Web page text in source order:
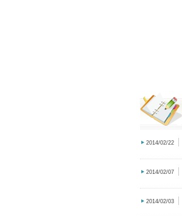
2014/02/22
2014/02/07
2014/02/03